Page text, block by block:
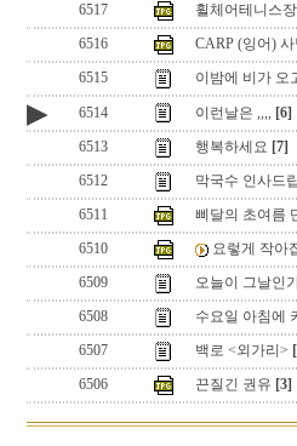
6517
휠체어테니스
6516
CARP (잉어) 사
6515
이밤에 비가 오
▶ 6514 이런날은 ,,,, [6]
6513
행복하세요 [7]
6512
막국수 인사드
6511
삐달의 초여름
6510
요렇게 작아
6509
오늘이 그날인
6508
수요일 아침에
6507
백로 <외가리>
6506
끈질긴 권유 [3]